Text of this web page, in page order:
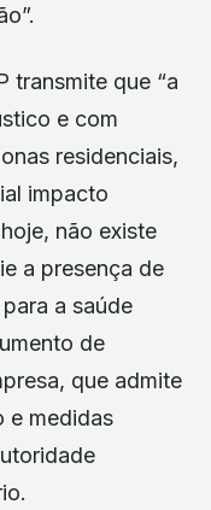
transmite que “a
e com
residenciais,
impacto
não existe
a presença de
a saúde
de
que admite
e medidas